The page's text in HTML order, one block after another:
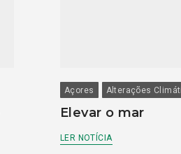
Açores Alterações
Elevar o mar
LER NOTÍCIA